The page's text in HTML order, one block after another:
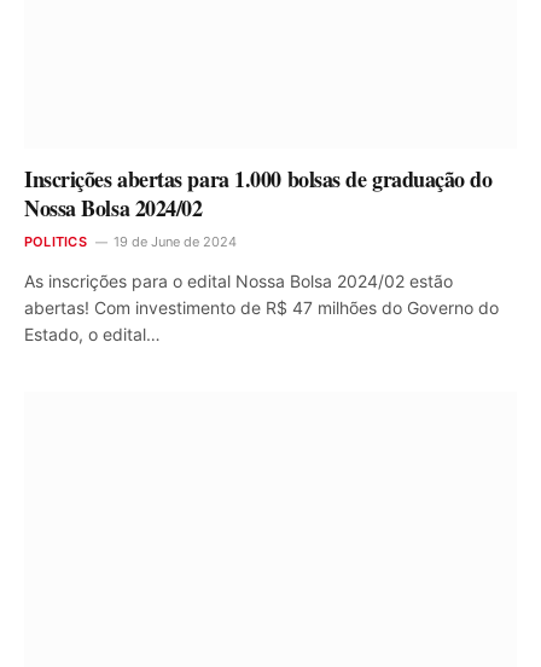
Inscrições abertas para 1.000 bolsas de graduação do
Nossa Bolsa 2024/02
POLITICS 19 de June de 2024
As inscrições para o edital Nossa Bolsa 2024/02 estão
abertas! Com investimento de R$ 47 milhões do Governo do
Estado, o edital…